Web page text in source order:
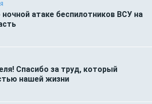
атаке беспилотников ВСУ на
Спасибо за труд, который
нашей жизни